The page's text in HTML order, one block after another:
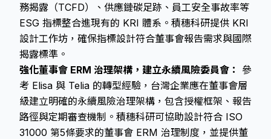
務揭露（TCFD）、供應鏈碳足跡、員工安全事故率等
ESG 指標整合進現有的 KRI 體系。積穗科研提供 KRI
設計工作坊，確保指標設計符合董事會報告需求與國際
揭露標準。
強化董事會 ERM 治理架構，建立永續風險委員會： 參
考 Elisa 與 Telia 的轉型經驗，台灣企業應在董事會層
級建立明確的永續風險治理架構，包含授權框架、報告
路徑與定期審查機制。積穗科研可協助設計符合 ISO
31000 第5條要求的董事會 ERM 治理制度，並提供董